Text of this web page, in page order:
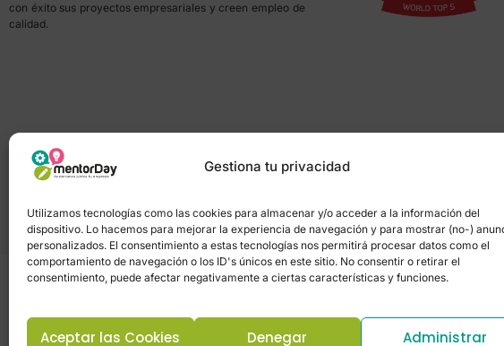
Gestiona tu privacidad
Utilizamos tecnologías como las cookies para almacenar y/o acceder a la información del
dispositivo. Lo hacemos para mejorar la experiencia de navegación y para mostrar (no-)
personalizados. El consentimiento a estas tecnologías nos permitirá procesar datos como el
comportamiento de navegación o los ID's únicos en este sitio. No consentir o retirar el
consentimiento, puede afectar negativamente a ciertas características y funciones.
Aceptar las Cookies Denegar Administrar
con éxito sus proyectos empresariales y creen empleo de
calidad.
Política de privacidad–Portal de transparencia–Aviso